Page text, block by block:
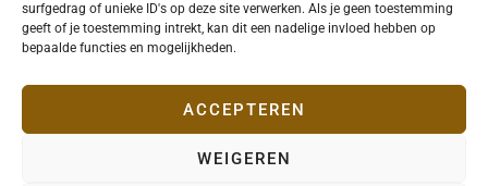
surfgedrag of unieke ID's op deze site verwerken. Als je geen toestemming
geeft of je toestemming intrekt, kan dit een nadelige invloed hebben op
bepaalde functies en mogelijkheden.
ACCEPTEREN
WEIGEREN